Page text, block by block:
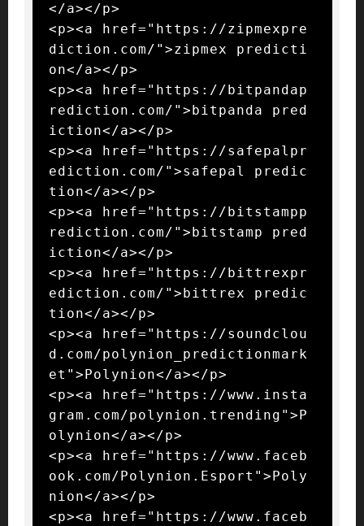
</a></p>
<p><a href="https://zipmexpre
diction.com/">zipmex predicti
on</a></p>
<p><a href="https://bitpandap
rediction.com/">bitpanda pred
iction</a></p>
<p><a href="https://safepalpr
ediction.com/">safepal predic
tion</a></p>
<p><a href="https://bitstampp
rediction.com/">bitstamp pred
iction</a></p>
<p><a href="https://bittrexpr
ediction.com/">bittrex predic
tion</a></p>
<p><a href="https://soundclou
d.com/polynion_predictionmark
et">Polynion</a></p>
<p><a href="https://www.insta
gram.com/polynion.trending">P
olynion</a></p>
<p><a href="https://www.faceb
ook.com/Polynion.Esport">Poly
nion</a></p>
<p><a href="https://www.faceb